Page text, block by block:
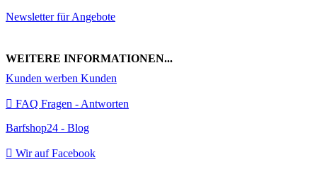
Newsletter für Angebote
WEITERE INFORMATIONEN...
Kunden werben Kunden
FAQ Fragen - Antworten
Barfshop24 - Blog
Wir auf Facebook